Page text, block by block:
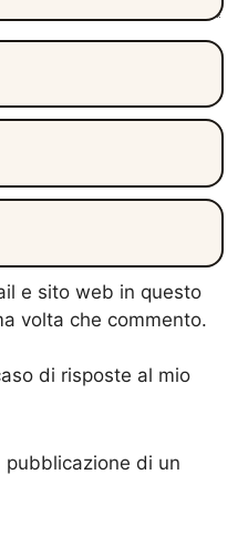
e sito web in questo
volta che commento.
di risposte al mio
pubblicazione di un